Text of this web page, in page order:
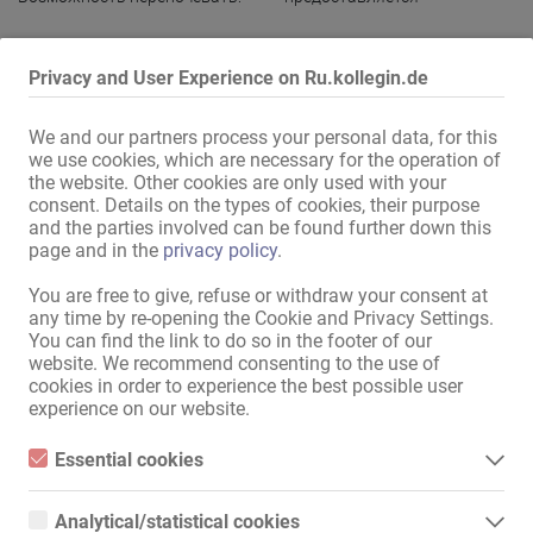
Privacy and User Experience on Ru.kollegin.de
We and our partners process your personal data, for this
we use cookies, which are necessary for the operation of
the website. Other cookies are only used with your
consent. Details on the types of cookies, their purpose
and the parties involved can be found further down this
page and in the privacy policy.
You are free to give, refuse or withdraw your consent at
any time by re-opening the Cookie and Privacy Settings.
You can find the link to do so in the footer of our
website. We recommend consenting to the use of
cookies in order to experience the best possible user
experience on our website.
Essential cookies
Essential cookies are all cookies necessary for the operation of
function properly without these cookies.
Analytical/statistical cookies
Адреса - оснащение
через WLAN
в комнате:
Душ
в доме:
Раздевалка для девушек,
Дамская туалетная комната
Комната отдыха,шкаф с
замком, дополнительный
туалет для посетителей
Кухня:
с местами, где можно
Гостевая зона: